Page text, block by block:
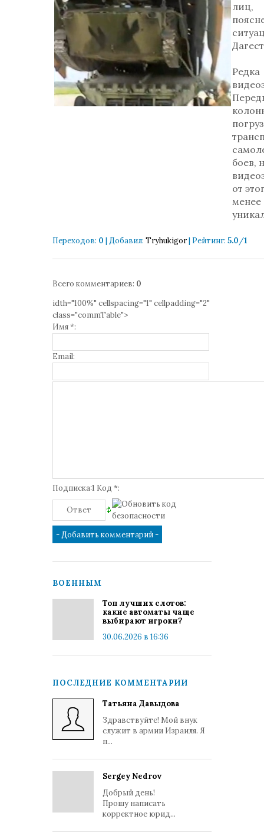
лиц,
Редка
боев,
от
менее
Переходов: 0 | Добавил: Tryhukigor| Рейтинг: 5.0/1
Всего комментариев: 0
idth="100%" cellspacing="1" cellpadding="2"
class="commTable">
Имя *:
Email:
Подписка:1 Код *:
ВОЕННЫМ
Топ лучших слотов:
какие автоматы чаще
выбирают игроки?
30.06.2026 в 16:36
ПОСЛЕДНИЕ КОММЕНТАРИИ
Татьяна Давыдова
Здравствуйте! Мой внук
служит в армии Израиля. Я
п...
Sergey Nedrov
Добрый день!
Прошу написать
корректное юрид...